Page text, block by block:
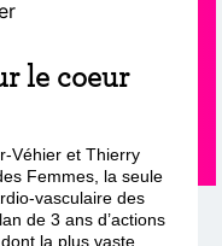
le coeur
Véhier et Thierry
Femmes, la seule
vasculaire des
de 3 ans d’actions
la plus vaste